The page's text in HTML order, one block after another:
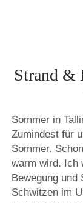
Strand &
Sommer in
Zumindest für
Sommer.
warm wird. Ich
Bewegung und
Schwitzen im